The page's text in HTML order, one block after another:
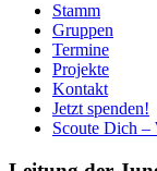
Stamm
Gruppen
Termine
Projekte
Kontakt
Jetzt spenden!
Scoute Dich